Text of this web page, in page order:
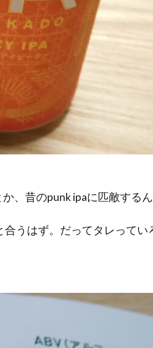
、昔のpunk ipaに匹敵する
うはず。だってタレってい